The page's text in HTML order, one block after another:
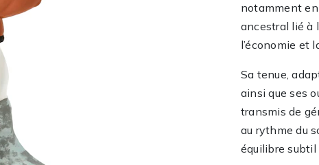
notamment
ancestral lié à
l’économie et
Sa tenue,
ainsi que ses
transmis de
au rythme du
équilibre